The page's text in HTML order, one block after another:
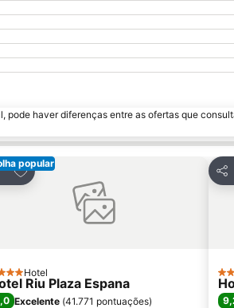
pode haver diferenças entre as ofertas que
popular
Adicionar aos favoritos
Hotel
Riu Plaza Espana
Excelente (41.771 pontuações)
4